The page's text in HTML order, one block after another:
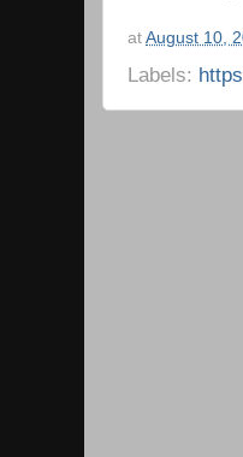
at August 10,
Labels: